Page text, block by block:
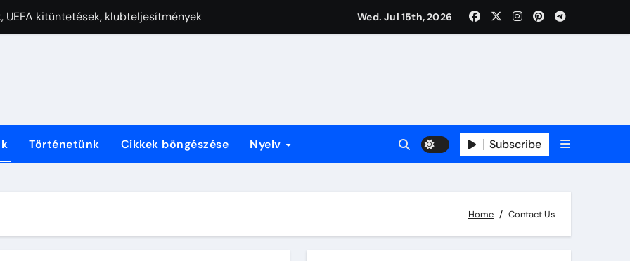
Nemzetközi Rekordok, Jövőbeli Potenciál
nemzetközi rekordok, vezetői szerepek
Wed. Jul 15th, 2026
Történetünk Cikkek böngészése Nyelv Subscribe
Home Contact Us